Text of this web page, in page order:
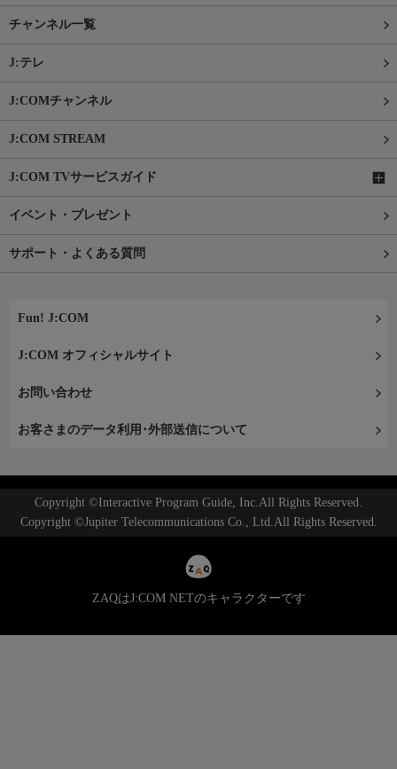
チャンネル一覧
J:テレ
J:COMチャンネル
J:COM STREAM
J:COM TVサービスガイド
イベント・プレゼント
サポート・よくある質問
Fun! J:COM
J:COM オフィシャルサイト
お問い合わせ
お客さまのデータ利用･外部送信について
Copyright ©Interactive Program Guide, Inc.All Rights Reserved.
Copyright ©Jupiter Telecommunications Co., Ltd.All Rights Reserved.
ZAQはJ:COM NETのキャラクターです